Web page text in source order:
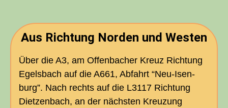
Aus Rich­tung Nor­den und Westen
Über die A3, am Offen­ba­cher Kreuz Rich­tung
Egels­bach auf die A661, Abfahrt “Neu-Isen­­
burg”. Nach rechts auf die L3117 Rich­tung
Diet­zen­bach, an der nächs­ten Kreu­zung